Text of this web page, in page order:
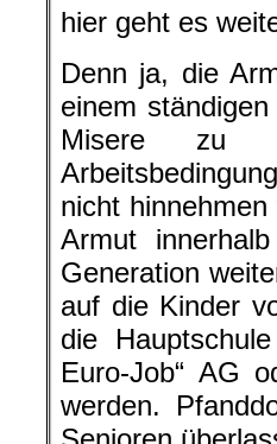
hier geht es
Denn ja, die
einem
Misere zu
nicht
Armut
Generation
auf die Kinder
die
Euro-Job“ AG
werden.